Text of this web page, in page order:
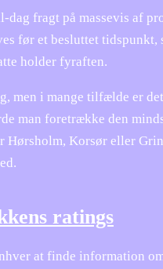
fragt på massevis af
før et besluttet tidspunkt,
holder fyraften.
men i mange tilfælde er
man foretrække den
Korsør eller
ratings
at finde information